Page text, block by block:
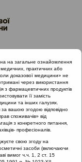
АБ терапія (Вінниця,
ГРС, ГСО
на загальне ознайомлення
практичних або
доказової медицини» не
через використання
з фармацевтичних продуктів
її замість
та інших галузях.
за вашою згодою відповідно
споживачів» від
з конкретного питання,
професіоналів.
свою згоду на
засоби (включаючи
вимог ч.ч. 1, 2 ст. 15